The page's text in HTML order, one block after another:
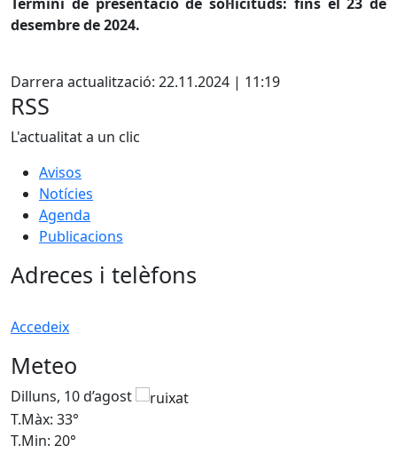
desembre de 2024.
Darrera actualització: 22.11.2024 | 11:19
RSS
L'actualitat a un clic
Avisos
Notícies
Agenda
Publicacions
Adreces i telèfons
Accedeix
Meteo
Dilluns, 10 d’agost
T.Màx: 33°
T.Min: 20°